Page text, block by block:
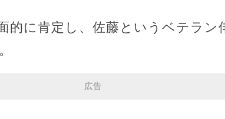
的に肯定し、佐藤というベテラン
広告